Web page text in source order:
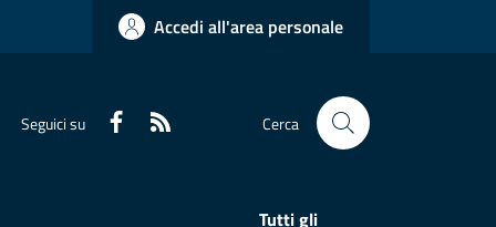
Accedi all'area personale
Seguici su Faceboook Cerca
Tutti gli